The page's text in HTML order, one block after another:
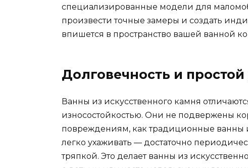
специализированные модели для
произвести точные замеры и создать
впишется в пространство вашей ванной
Долговечность и простой
Ванны из искусственного камня
износостойкостью. Они не подвержены
повреждениям, как традиционные ванны
легко ухаживать — достаточно
тряпкой. Это делает ванны из